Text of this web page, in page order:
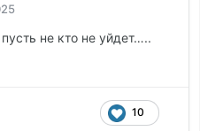
не кто не уйдет…..
10